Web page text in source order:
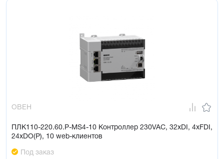
ОВЕН
ПЛК110-220.60.Р-МS4-10 Контроллер 230VAC, 32xDI, 4xFDI,
24xDO(Р), 10 web-клиентов
Под заказ